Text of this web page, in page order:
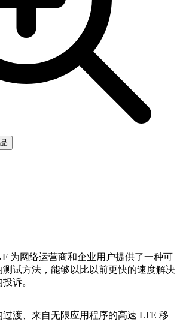
为网络运营商和企业用户提供了一种可
试方法，能够以比以前更快的速度解决
诉。
渡、来自无限应用程序的高速 LTE 移